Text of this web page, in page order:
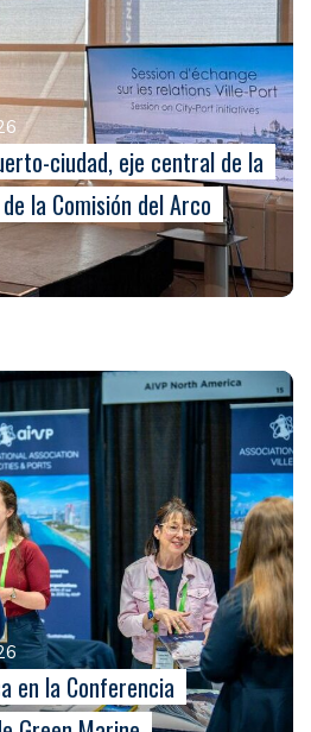
ciudad, eje central de la
la Comisión del Arco
en la Conferencia